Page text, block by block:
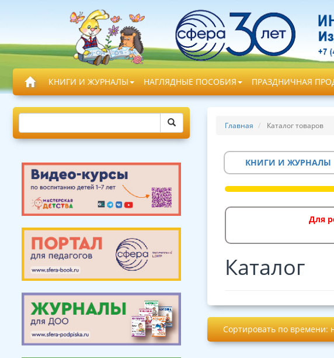
КНИГИ И ЖУРНАЛЫ НАГЛЯДНЫЕ ПОСОБИЯ ПРАЗДНИЧНАЯ
Главная Каталог товаров
КНИГИ И ЖУРНАЛЫ
Для
Каталог
Сортировать по